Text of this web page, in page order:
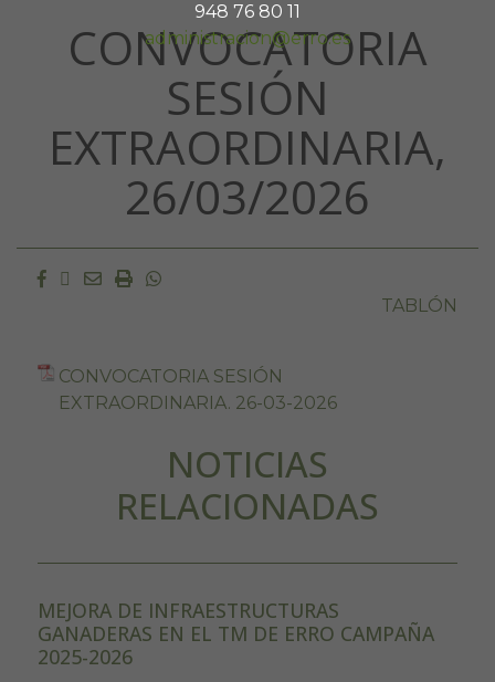
948 76 80 11
administracion@erro.es
CONVOCATORIA
SESIÓN
EXTRAORDINARIA,
26/03/2026
Facebook
Twitter
EmailImprimir
Whatsapp
TABLÓN
CONVOCATORIA SESIÓN
EXTRAORDINARIA. 26-03-2026
NOTICIAS
RELACIONADAS
MEJORA DE INFRAESTRUCTURAS
GANADERAS EN EL TM DE ERRO CAMPAÑA
2025-2026